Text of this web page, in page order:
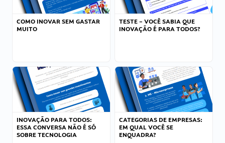
COMO INOVAR SEM GASTAR
MUITO
TESTE – VOCÊ SABIA QUE
INOVAÇÃO É PARA TODOS?
INOVAÇÃO PARA TODOS:
ESSA CONVERSA NÃO É SÓ
SOBRE TECNOLOGIA
CATEGORIAS DE EMPRESAS:
EM QUAL VOCÊ SE
ENQUADRA?